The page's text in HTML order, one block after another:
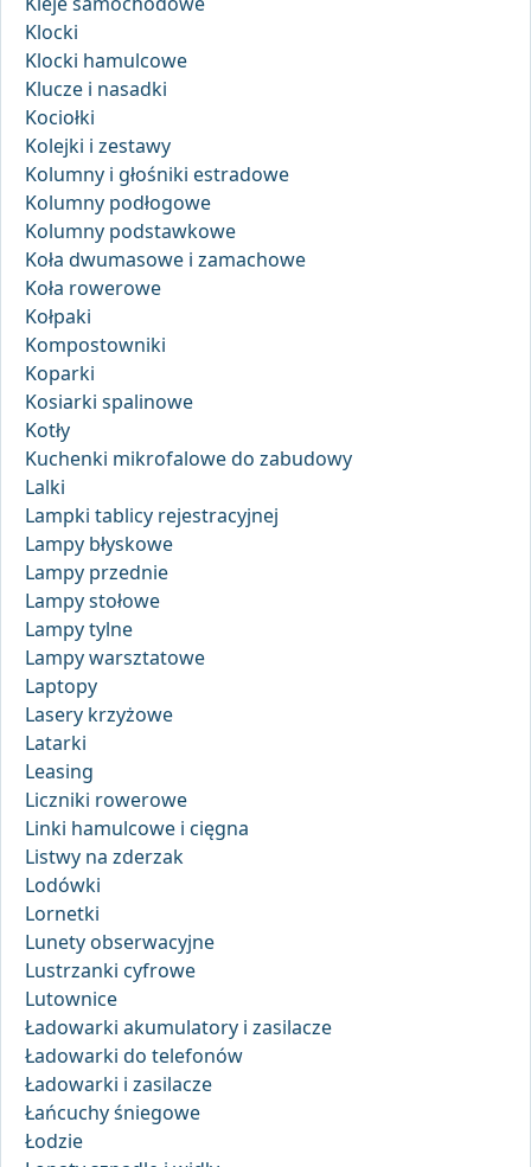
Klocki
Klocki hamulcowe
Klucze i nasadki
Kociołki
Kolejki i zestawy
Kolumny i głośniki estradowe
Kolumny podłogowe
Kolumny podstawkowe
Koła dwumasowe i zamachowe
Koła rowerowe
Kołpaki
Kompostowniki
Koparki
Kosiarki spalinowe
Kotły
Kuchenki mikrofalowe do zabudowy
Lalki
Lampki tablicy rejestracyjnej
Lampy błyskowe
Lampy przednie
Lampy stołowe
Lampy tylne
Lampy warsztatowe
Laptopy
Lasery krzyżowe
Latarki
Leasing
Liczniki rowerowe
Linki hamulcowe i cięgna
Listwy na zderzak
Lodówki
Lornetki
Lunety obserwacyjne
Lustrzanki cyfrowe
Lutownice
Ładowarki akumulatory i zasilacze
Ładowarki do telefonów
Ładowarki i zasilacze
Łańcuchy śniegowe
Łodzie